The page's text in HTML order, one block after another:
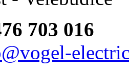
703 016